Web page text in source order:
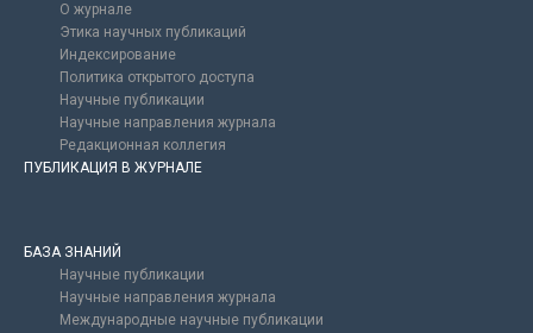
О журнале
Этика научных публикаций
Индексирование
Политика открытого доступа
Научные публикации
Научные направления журнала
Редакционная коллегия
ПУБЛИКАЦИЯ В ЖУРНАЛЕ
БАЗА ЗНАНИЙ
Научные публикации
Научные направления журнала
Международные научные публикации